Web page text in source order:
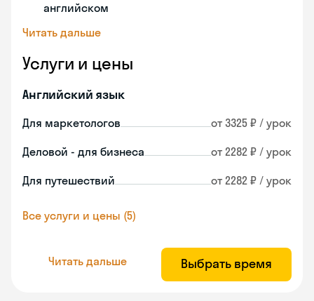
английском
Читать дальше
Услуги и цены
Английский язык
Для маркетологов от 3325 ₽ / урок
Деловой - для бизнеса от 2282 ₽ / урок
Для путешествий от 2282 ₽ / урок
Все услуги и цены (5)
Читать дальше Выбрать время